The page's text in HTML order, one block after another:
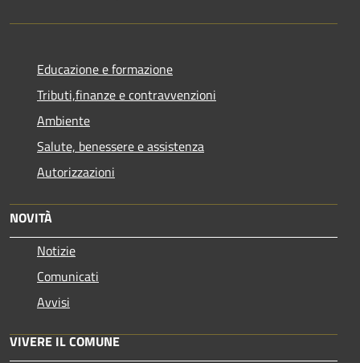
Educazione e formazione
Tributi,finanze e contravvenzioni
Ambiente
Salute, benessere e assistenza
Autorizzazioni
NOVITÀ
Notizie
Comunicati
Avvisi
VIVERE IL COMUNE